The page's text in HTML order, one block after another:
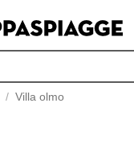
Villa olmo